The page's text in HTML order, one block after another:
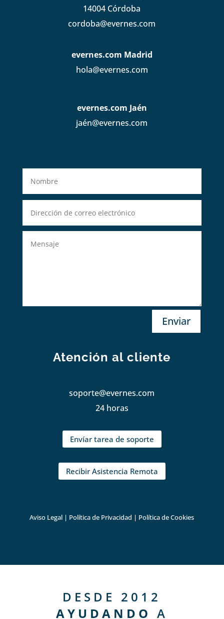
14004 Córdoba
cordoba@evernes.com
evernes.com Madrid
hola@evernes.com
evernes.com Jaén
jaén@evernes.com
Enviar
Atención al cliente
soporte@evernes.com
24 horas
Envíar tarea de soporte
Recibir Asistencia Remota
Aviso Legal | Política de Privacidad | Política de Cookies
DESDE 2012
AYUDANDO A